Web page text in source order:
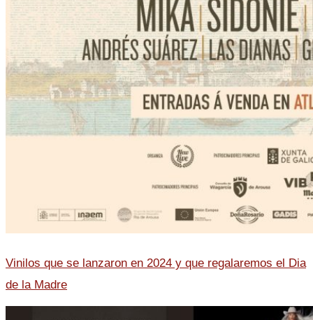
Vinilos que se lanzaron en 2024 y que regalaremos el Dia
de la Madre